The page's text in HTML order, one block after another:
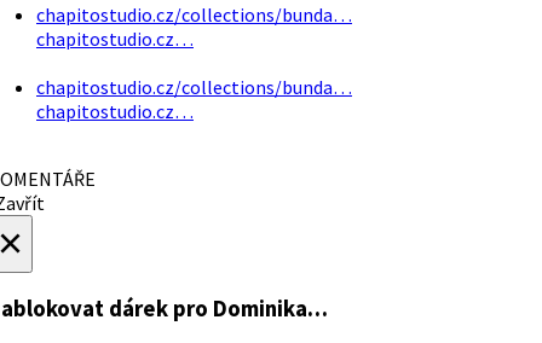
chapitostudio.cz/collections/bunda…
chapitostudio.cz…
chapitostudio.cz/collections/bunda…
chapitostudio.cz…
dárek pro Dominika…